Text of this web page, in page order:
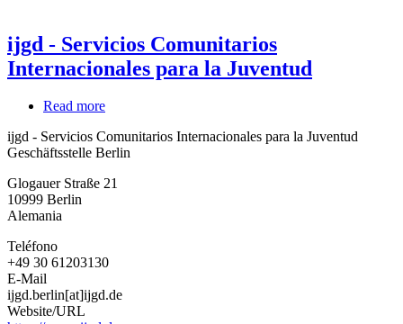
ijgd - Servicios Comunitarios
Internacionales para la Juventud
Read more
-
Servicios
Internacionales
ijgd - Servicios Comunitarios Internacionales para la Juventud
Geschäftsstelle Berlin
Glogauer Straße 21
10999 Berlin
Alemania
Teléfono
+49 30 61203130
E-Mail
ijgd.berlin[at]ijgd.de
Website/URL